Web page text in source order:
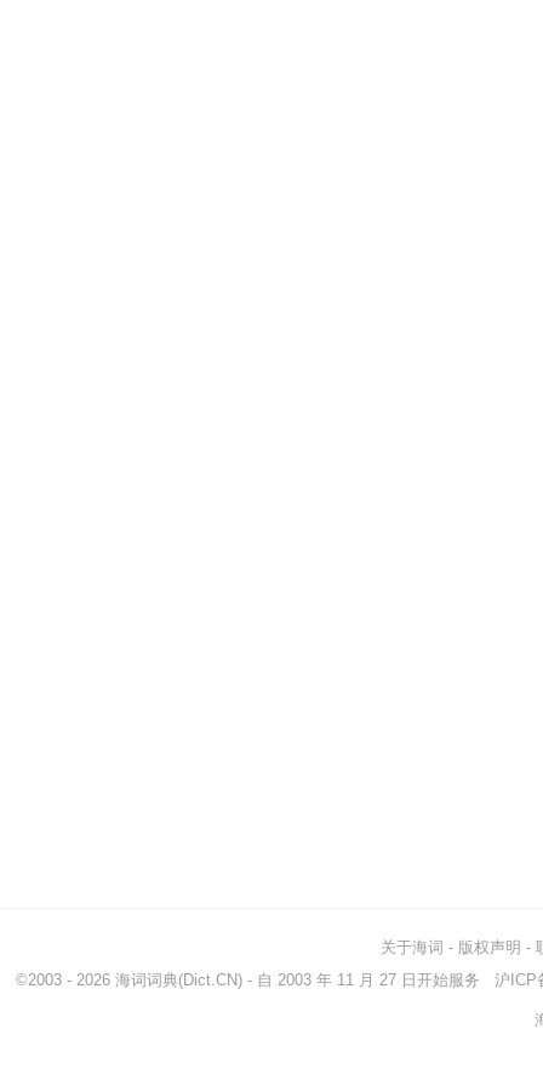
关于海词 - 版权声明 -
©2003 - 2026 海词词典(Dict.CN) - 自 2003 年 11 月 27 日开始服务 沪ICP